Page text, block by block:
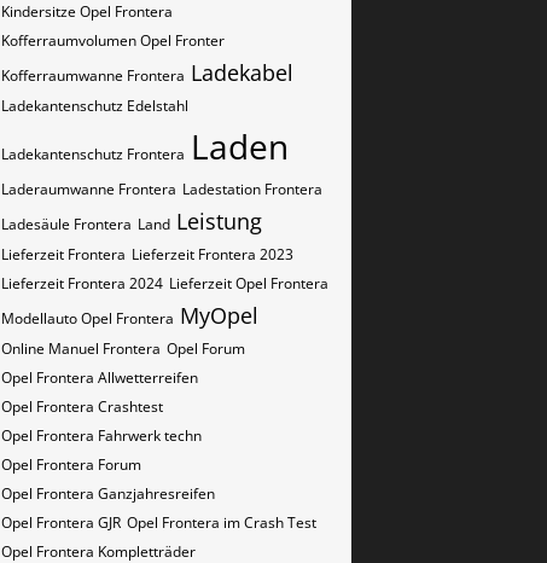
Kindersitze Opel Frontera
Kofferraumvolumen Opel Fronter
Kofferraumwanne Frontera Ladekabel
Ladekantenschutz Edelstahl
Ladekantenschutz Frontera Laden
Laderaumwanne Frontera Ladestation Frontera
Ladesäule Frontera Land Leistung
Lieferzeit Frontera Lieferzeit Frontera 2023
Lieferzeit Frontera 2024 Lieferzeit Opel Frontera
Modellauto Opel Frontera MyOpel
Online Manuel Frontera Opel Forum
Opel Frontera Allwetterreifen
Opel Frontera Crashtest
Opel Frontera Fahrwerk techn
Opel Frontera Forum
Opel Frontera Ganzjahresreifen
Opel Frontera GJR Opel Frontera im Crash Test
Opel Frontera Kompletträder